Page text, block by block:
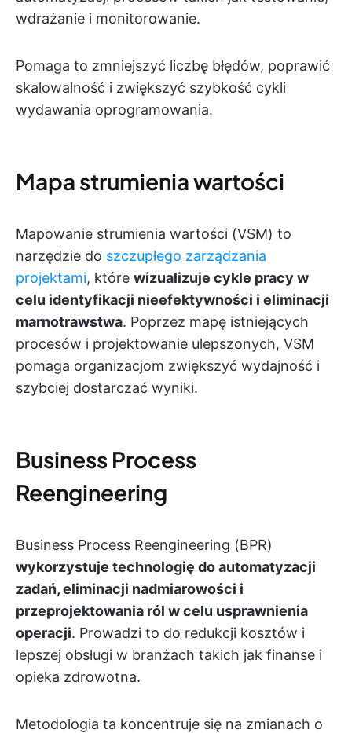
wdrażanie i monitorowanie.
Pomaga to zmniejszyć liczbę błędów, poprawić
skalowalność i zwiększyć szybkość cykli
wydawania oprogramowania.
Mapa strumienia wartości
Mapowanie strumienia wartości (VSM) to
narzędzie do szczupłego zarządzania
projektami, które wizualizuje cykle pracy w
celu identyfikacji nieefektywności i eliminacji
marnotrawstwa. Poprzez mapę istniejących
procesów i projektowanie ulepszonych, VSM
pomaga organizacjom zwiększyć wydajność i
szybciej dostarczać wyniki.
Business Process
Reengineering
Business Process Reengineering (BPR)
wykorzystuje technologię do automatyzacji
zadań, eliminacji nadmiarowości i
przeprojektowania ról w celu usprawnienia
operacji. Prowadzi to do redukcji kosztów i
lepszej obsługi w branżach takich jak finanse i
opieka zdrowotna.
Metodologia ta koncentruje się na zmianach o